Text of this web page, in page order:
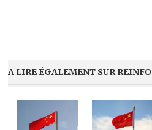
A LIRE ÉGALEMENT SUR